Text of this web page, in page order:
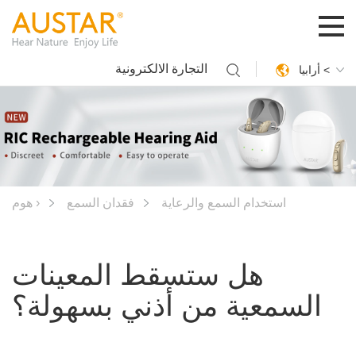
التجارة الالكترونية أرابيا <
هوم › فقدان السمع استخدام السمع والرعاية
هل ستسقط المعينات
السمعية من أذني بسهولة؟